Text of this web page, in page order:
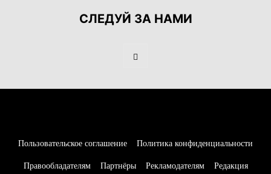
СЛЕДУЙ ЗА НАМИ
Пользовательское соглашение Политика конфиденциальности
Правообладателям Партнёры Рекламодателям Редакция